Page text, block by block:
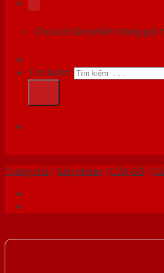
Chưa có sản phẩm trong giỏ
Tìm kiếm:
Trang chủ /Sản phẩm /CỬA GỖ /